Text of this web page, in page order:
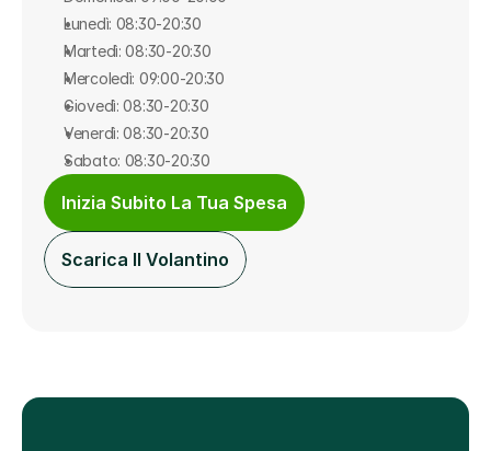
Lunedì: 08:30-20:30
Martedì: 08:30-20:30
Mercoledì: 09:00-20:30
Giovedì: 08:30-20:30
Venerdì: 08:30-20:30
Sabato: 08:30-20:30
Inizia Subito La Tua Spesa
Scarica Il Volantino